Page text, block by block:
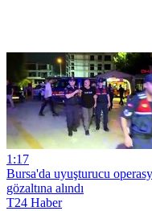
1:17
Bursa'da uyuşturucu
gözaltına alındı
T24 Haber